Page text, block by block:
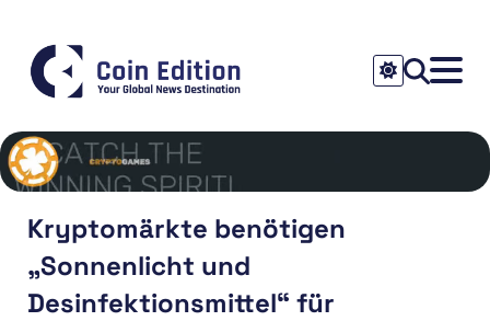
Kryptomärkte benötigen
„Sonnenlicht und
Desinfektionsmittel“ für